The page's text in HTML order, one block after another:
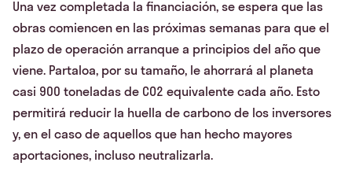
Una vez completada la financiación, se espera que las
obras comiencen en las próximas semanas para que el
plazo de operación arranque a principios del año que
viene. Partaloa, por su tamaño, le ahorrará al planeta
casi 900 toneladas de CO2 equivalente cada año. Esto
permitirá reducir la huella de carbono de los inversores
y, en el caso de aquellos que han hecho mayores
aportaciones, incluso neutralizarla.